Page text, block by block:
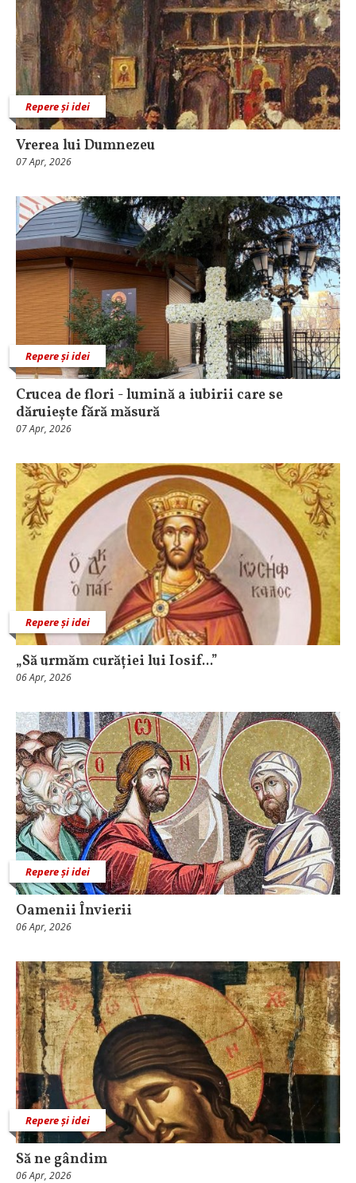
Repere și idei
Vrerea lui Dumnezeu
07 Apr, 2026
Repere și idei
Crucea de flori - lumină a iubirii care se
dăruiește fără măsură
07 Apr, 2026
Repere și idei
„Să urmăm curăției lui Iosif...”
06 Apr, 2026
Repere și idei
Oamenii Învierii
06 Apr, 2026
Repere și idei
Să ne gândim
06 Apr, 2026